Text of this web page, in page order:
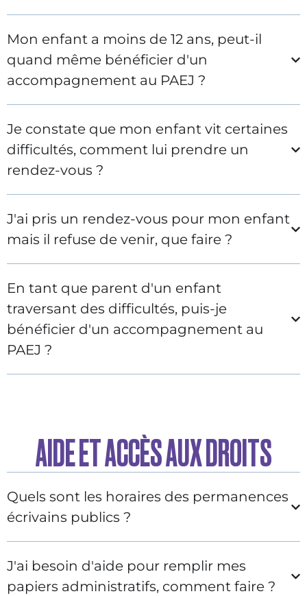
Mon enfant a moins de 12 ans, peut-il
quand même bénéficier d'un
accompagnement au PAEJ ?
Je constate que mon enfant vit certaines
difficultés, comment lui prendre un
rendez-vous ?
J'ai pris un rendez-vous pour mon enfant
mais il refuse de venir, que faire ?
En tant que parent d'un enfant
traversant des difficultés, puis-je
bénéficier d'un accompagnement au
PAEJ ?
AIDE ET ACCÈS AUX DROITS
Quels sont les horaires des permanences
écrivains publics ?
J'ai besoin d'aide pour remplir mes
papiers administratifs, comment faire ?